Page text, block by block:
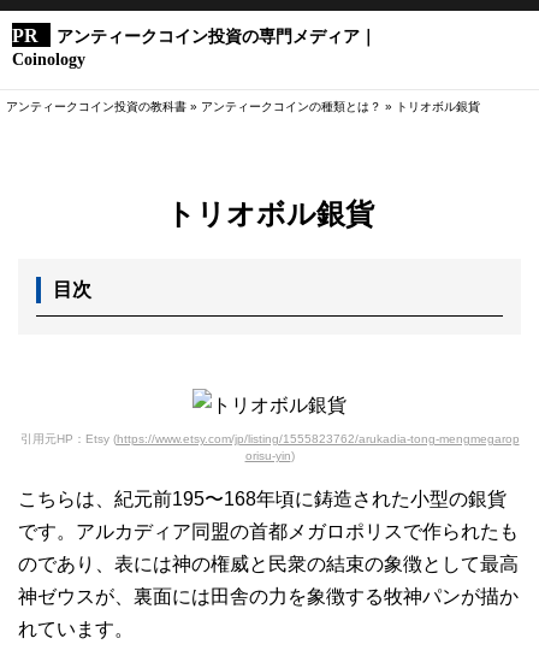
アンティークコイン投資の専門メディア｜
Coinology
アンティークコイン投資の教科書 » アンティークコインの種類とは？ » トリオボル銀貨
トリオボル銀貨
目次
引用元HP：Etsy (https://www.etsy.com/jp/listing/1555823762/arukadia-tong-mengmegarop
orisu-yin)
こちらは、紀元前195〜168年頃に鋳造された小型の銀貨
です。アルカディア同盟の首都メガロポリスで作られたも
のであり、表には神の権威と民衆の結束の象徴として最高
神ゼウスが、裏面には田舎の力を象徴する牧神パンが描か
れています。